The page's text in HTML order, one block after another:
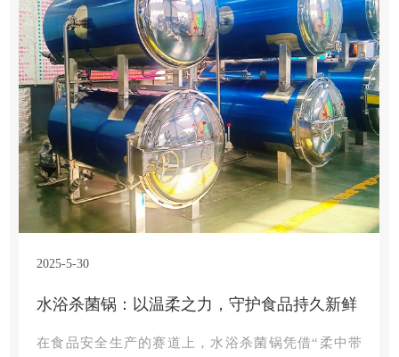
2025-5-30
水浴杀菌锅：以温柔之力，守护食品持久新鲜
在食品安全生产的赛道上，水浴杀菌锅凭借“柔中带